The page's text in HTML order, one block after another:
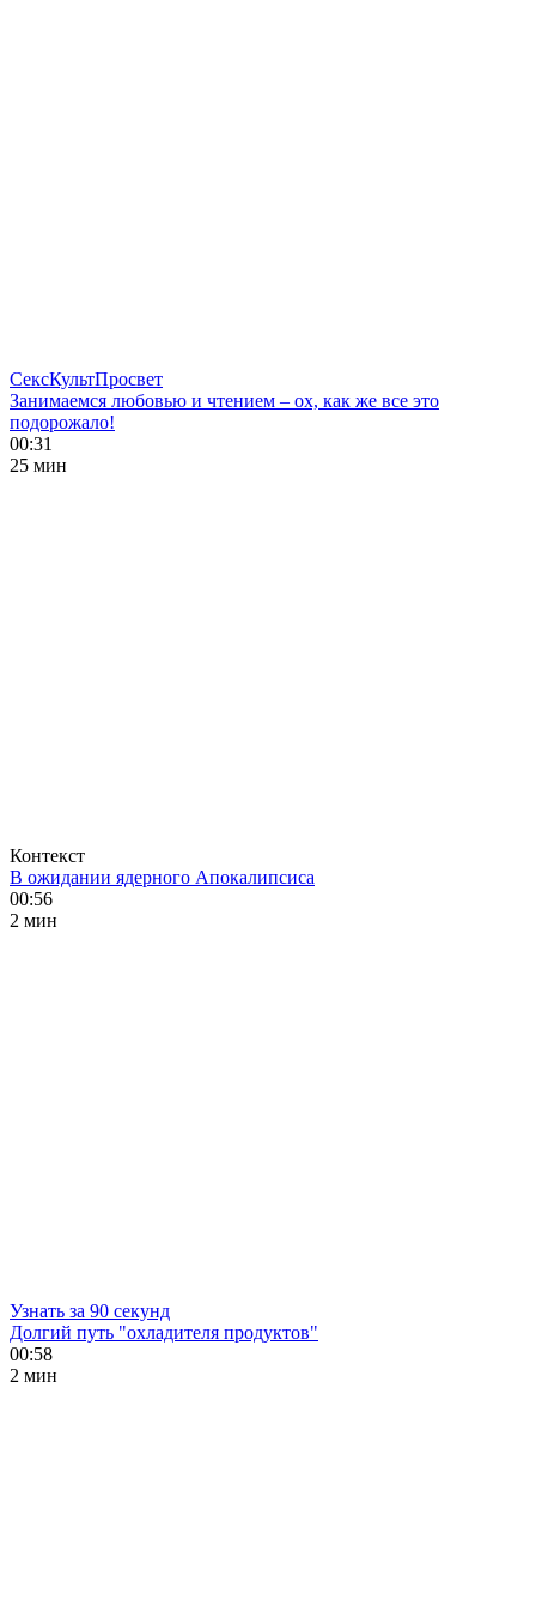
СексКультПросвет
Занимаемся любовью и чтением – ох, как же все это
подорожало!
00:31
25 мин
Контекст
В ожидании ядерного Апокалипсиса
00:56
2 мин
Узнать за 90 секунд
Долгий путь "охладителя продуктов"
00:58
2 мин